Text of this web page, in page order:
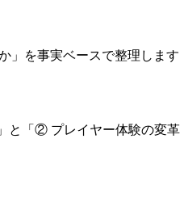
を事実ベースで整理します
「② プレイヤー体験の変